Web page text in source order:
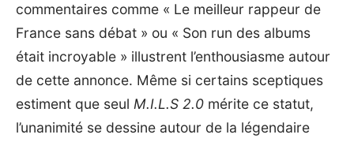
commentaires comme « Le meilleur rappeur de
France sans débat » ou « Son run des albums
était incroyable » illustrent l’enthousiasme autour
de cette annonce. Même si certains sceptiques
estiment que seul M.I.L.S 2.0 mérite ce statut,
l’unanimité se dessine autour de la légendaire